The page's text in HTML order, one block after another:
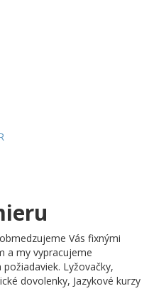
Vás fixnými
a my vypracujeme
Lyžovačky,
dovolenky, Jazykové kurzy